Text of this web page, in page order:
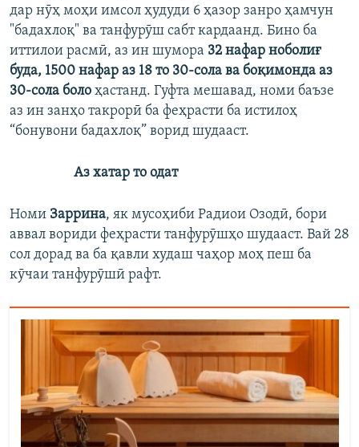
дар нӯҳ моҳи имсол ҳудуди 6 ҳазор занро ҳамчун
"бадахлоқ" ва танфурӯш сабт кардаанд. Бино ба
иттилои расмӣ, аз ин шумора 32 нафар ноболиғ
буда, 1500 нафар аз 18 то 30-сола ва боқимонда аз
30-сола боло ҳастанд. Гуфта мешавад, номи баъзе
аз ин занҳо такрорӣ ба феҳрасти ба истилоҳ
“бонувони бадахлоқ” ворид шудааст.
Аз хатар то одат
Номи Заррина, як мусоҳиби Радиои Озодӣ, бори
аввал вориди феҳрасти танфурӯшҳо шудааст. Вай 28
сол дорад ва ба қавли худаш чаҳор моҳ пеш ба
кӯчаи танфурӯшӣ рафт.